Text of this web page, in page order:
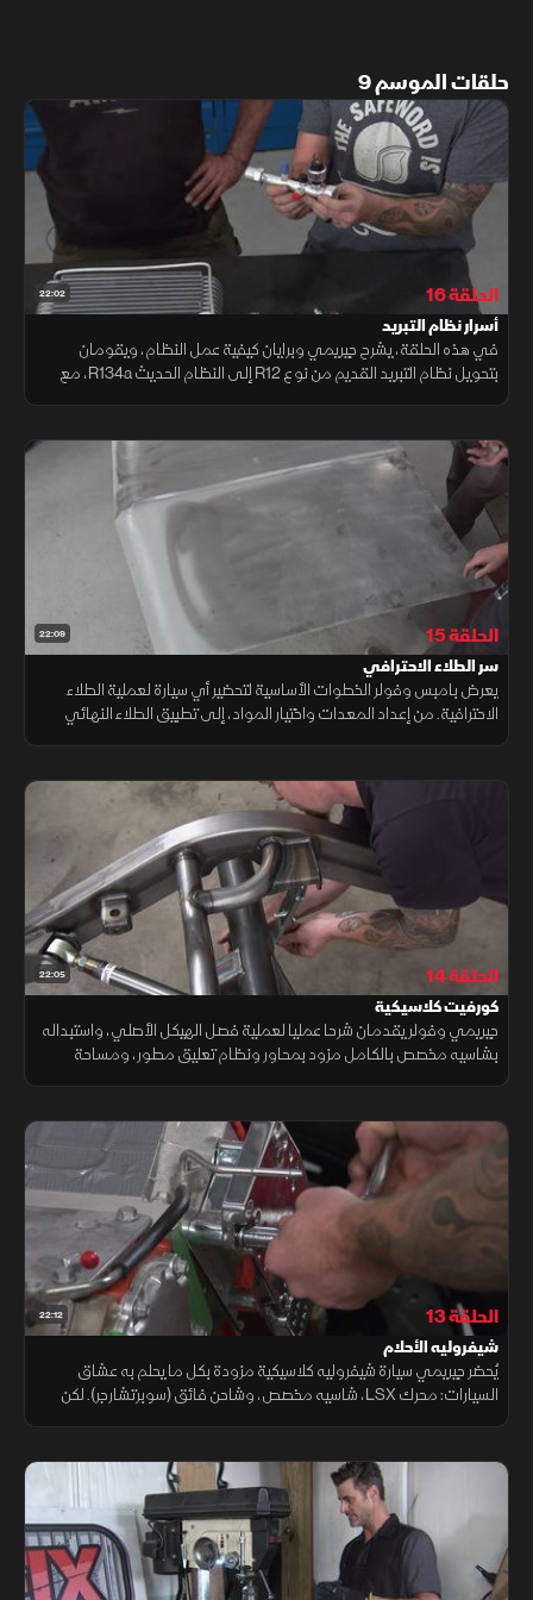
حلقات الموسم 9
22:02 الحلقة 16
أسرار نظام التبريد
في هذه الحلقة، يشرح جيريمي وبرايان كيفية عمل النظام، ويقومان
بتحويل نظام التبريد القديم من نوع R12 إلى النظام الحديث R134a، مع
22:09 الحلقة 15
سر الطلاء الاحترافي
يعرض بامبس وفولر الخطوات الأساسية لتحضير أي سيارة لعملية الطلاء
الاحترافية. من إعداد المعدات واختيار المواد، إلى تطبيق الطلاء النهائي
22:05 الحلقة 14
كورفيت كلاسيكية
جيريمي وفولر يقدمان شرحا عمليا لعملية فصل الهيكل الأصلي، واستبداله
بشاسيه مخصص بالكامل مزود بمحاور ونظام تعليق مطور، ومساحة
22:12 الحلقة 13
شيفروليه الأحلام
يُحضر جيريمي سيارة شيفروليه كلاسيكية مزودة بكل ما يحلم به عشاق
السيارات: محرك LSX، شاسيه مخصص، وشاحن فائق (سوبرتشارجر). لكن